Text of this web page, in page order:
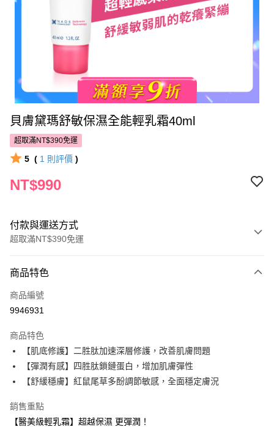
貝膚黛瑪舒敏保濕全能輕乳霜40ml
超取滿NT$390免運
5 ( 1 則評價 )
NT$990
付款與運送方式
超取滿NT$390免運
POYA支付
信用卡一次付款
LINE Pay
Apple Pay
悠遊付
商品特色
商品編號
9946931
商品特色
【肌底修護】二胜肽加速深層修護，改善肌膚問題
【彈潤有感】四胜肽鎖鏈蛋白，增加肌膚彈性
【舒緩穩膚】紅鼠尾草多酚調節敏感，全面穩定膚況
銷售重點
【醫美級輕乳霜】超越保濕 更彈潤！